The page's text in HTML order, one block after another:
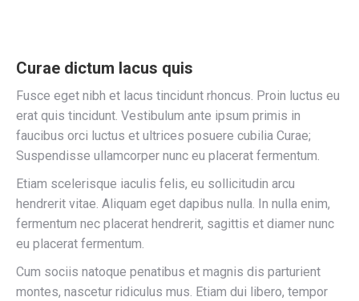
Curae dictum lacus quis
Fusce eget nibh et lacus tincidunt rhoncus. Proin luctus eu
erat quis tincidunt. Vestibulum ante ipsum primis in
faucibus orci luctus et ultrices posuere cubilia Curae;
Suspendisse ullamcorper nunc eu placerat fermentum.
Etiam scelerisque iaculis felis, eu sollicitudin arcu
hendrerit vitae. Aliquam eget dapibus nulla. In nulla enim,
fermentum nec placerat hendrerit, sagittis et diamer nunc
eu placerat fermentum.
Cum sociis natoque penatibus et magnis dis parturient
montes, nascetur ridiculus mus. Etiam dui libero, tempor